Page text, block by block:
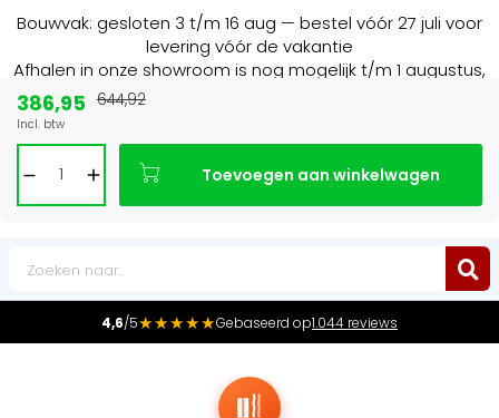
Bouwvak: gesloten 3 t/m 16 aug — bestel vóór 27 juli voor
levering vóór de vakantie
Afhalen in onze showroom is nog mogelijk t/m 1 augustus,
4,6/5★★★★★Gebaseerd op1.044 reviews
386,95
Incl. btw
644,92
Toevoegen aan winkelwagen